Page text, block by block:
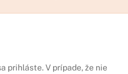
prihláste. V prípade, že nie